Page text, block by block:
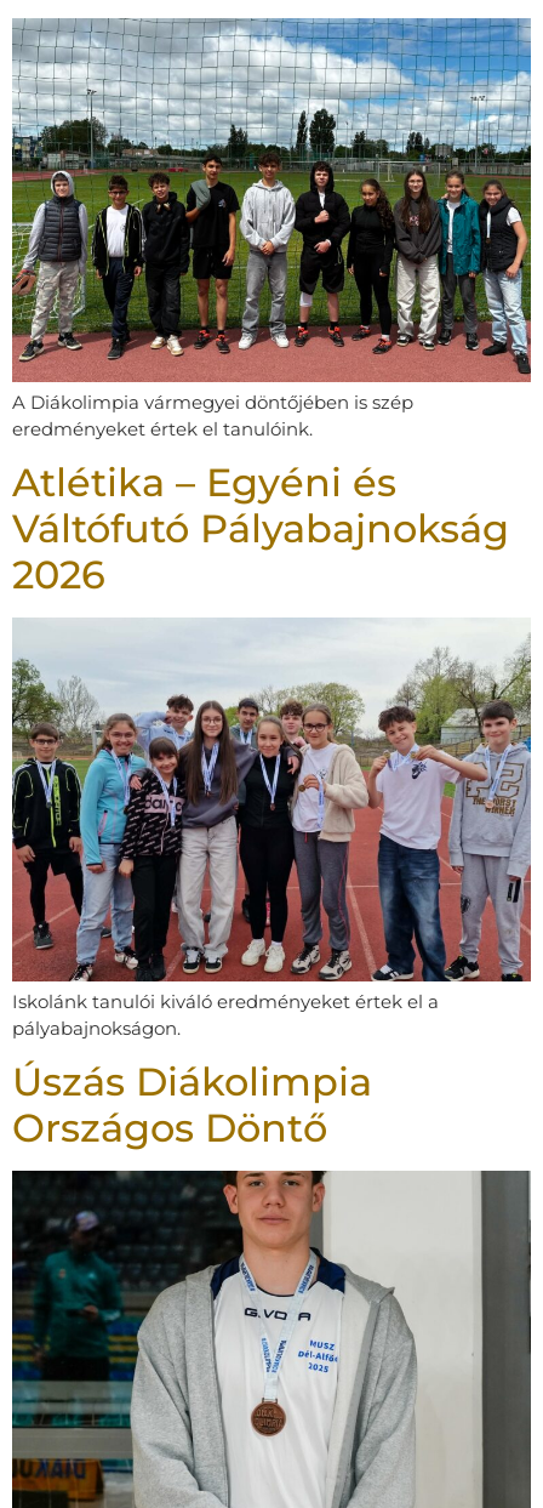
A Diákolimpia vármegyei döntőjében is szép
eredményeket értek el tanulóink.
Atlétika – Egyéni és
Váltófutó Pályabajnokság
2026
Iskolánk tanulói kiváló eredményeket értek el a
pályabajnokságon.
Úszás Diákolimpia
Országos Döntő